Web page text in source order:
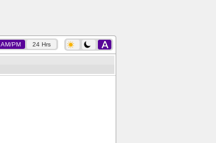
AM/PM 24 Hrs